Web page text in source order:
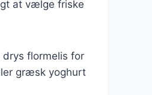
at vælge friske
flormelis for
græsk yoghurt